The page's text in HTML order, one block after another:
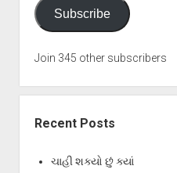
Subscribe
Join 345 other subscribers
Recent Posts
ચાહી શક્યો છું ક્યાં